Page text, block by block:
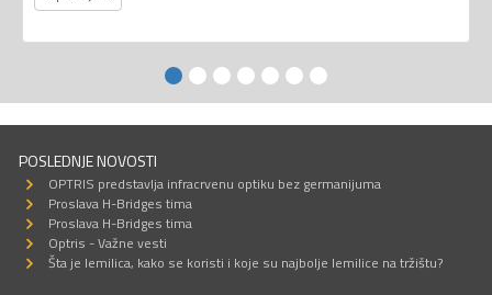
POSLEDNJE NOVOSTI
OPTRIS predstavlja infracrvenu optiku bez germanijuma
Proslava H-Bridges tima
Proslava H-Bridges tima
Optris - Važne vesti
Šta je lemilica, kako se koristi i koje su najbolje lemilice na tržištu?